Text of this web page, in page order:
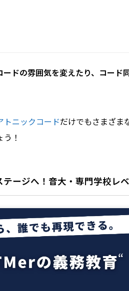
ードの雰囲気を変えたり、コード
トニックコードだけでもさまざま
！
ージへ！音大・専門学校レ